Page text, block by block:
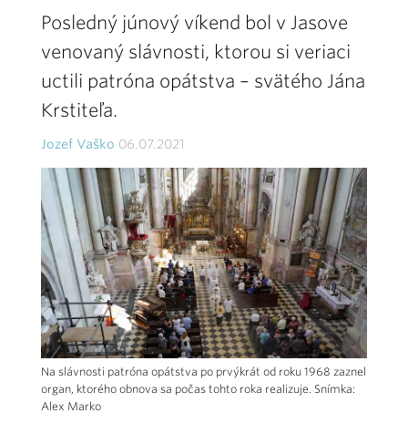
Posledný júnový víkend bol v Jasove
venovaný slávnosti, ktorou si veriaci
uctili patróna opátstva – svätého Jána
Krstiteľa.
Jozef Vaško 06.07.2021
Na slávnosti patróna opátstva po prvýkrát od roku 1968 zaznel
organ, ktorého obnova sa počas tohto roka realizuje. Snímka:
Alex Marko